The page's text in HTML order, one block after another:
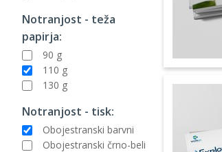
Notranjost - teža
papirja:
90 g
110 g
130 g
Notranjost - tisk:
Obojestranski barvni
Obojestranski črno-beli